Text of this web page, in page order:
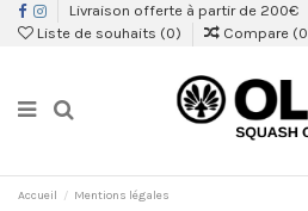
Livraison offerte à partir de 200€
Liste de souhaits (0) Compare (0
Accueil Mentions légales